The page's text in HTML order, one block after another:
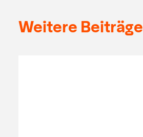
Weitere Beiträge